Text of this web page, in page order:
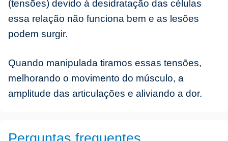
(tensões) devido à desidratação das células
essa relação não funciona bem e as lesões
podem surgir.
Quando manipulada tiramos essas tensões,
melhorando o movimento do músculo, a
amplitude das articulações e aliviando a dor.